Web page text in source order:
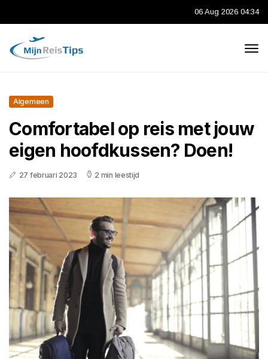
06 Aug 2026 04:34
Algemeen
Comfortabel op reis met jouw
eigen hoofdkussen? Doen!
27 februari 2023 2 min leestijd